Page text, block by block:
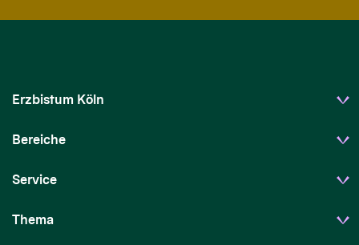
Erzbistum Köln
Bereiche
Service
Thema